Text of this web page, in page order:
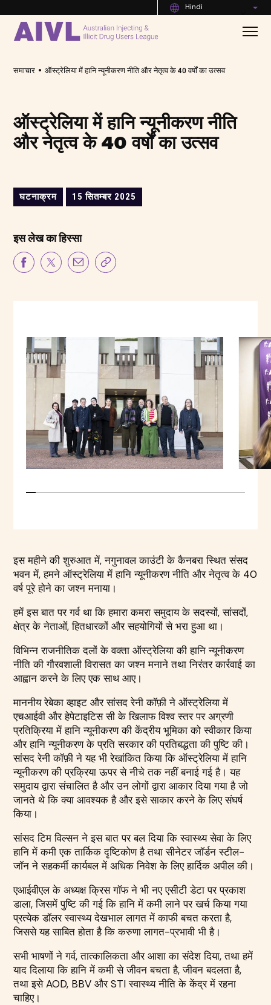
Hindi
समाचार • ऑस्ट्रेलिया में हानि न्यूनीकरण नीति और नेतृत्व के 40 वर्षों का उत्सव
ऑस्ट्रेलिया में हानि न्यूनीकरण नीति
और नेतृत्व के 40 वर्षों का उत्सव
घटनाक्रम 15 सितम्बर 2025
इस लेख का हिस्सा
इस महीने की शुरुआत में, नगुनावल काउंटी के कैनबरा स्थित संसद
भवन में, हमने ऑस्ट्रेलिया में हानि न्यूनीकरण नीति और नेतृत्व के 40
वर्ष पूरे होने का जश्न मनाया।
हमें इस बात पर गर्व था कि हमारा कमरा समुदाय के सदस्यों, सांसदों,
क्षेत्र के नेताओं, हितधारकों और सहयोगियों से भरा हुआ था।
विभिन्न राजनीतिक दलों के वक्ता ऑस्ट्रेलिया की हानि न्यूनीकरण
नीति की गौरवशाली विरासत का जश्न मनाने तथा निरंतर कार्रवाई का
आह्वान करने के लिए एक साथ आए।
माननीय रेबेका व्हाइट और सांसद रेनी कॉफ़ी ने ऑस्ट्रेलिया में
एचआईवी और हेपेटाइटिस सी के खिलाफ विश्व स्तर पर अग्रणी
प्रतिक्रिया में हानि न्यूनीकरण की केंद्रीय भूमिका को स्वीकार किया
और हानि न्यूनीकरण के प्रति सरकार की प्रतिबद्धता की पुष्टि की।
सांसद रेनी कॉफ़ी ने यह भी रेखांकित किया कि ऑस्ट्रेलिया में हानि
न्यूनीकरण की प्रक्रिया ऊपर से नीचे तक नहीं बनाई गई है। यह
समुदाय द्वारा संचालित है और उन लोगों द्वारा आकार दिया गया है जो
जानते थे कि क्या आवश्यक है और इसे साकार करने के लिए संघर्ष
किया।
सांसद टिम विल्सन ने इस बात पर बल दिया कि स्वास्थ्य सेवा के लिए
हानि में कमी एक तार्किक दृष्टिकोण है तथा सीनेटर जॉर्डन स्टील-
जॉन ने सहकर्मी कार्यबल में अधिक निवेश के लिए हार्दिक अपील की।
एआईवीएल के अध्यक्ष क्रिस गॉफ ने भी नए एसीटी डेटा पर प्रकाश
डाला, जिसमें पुष्टि की गई कि हानि में कमी लाने पर खर्च किया गया
प्रत्येक डॉलर स्वास्थ्य देखभाल लागत में काफी बचत करता है,
जिससे यह साबित होता है कि करुणा लागत-प्रभावी भी है।
सभी भाषणों ने गर्व, तात्कालिकता और आशा का संदेश दिया, तथा हमें
याद दिलाया कि हानि में कमी से जीवन बचता है, जीवन बदलता है,
तथा इसे AOD, BBV और STI स्वास्थ्य नीति के केंद्र में रहना
चाहिए।